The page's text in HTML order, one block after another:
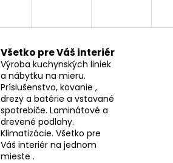
Všetko pre Váš interiér
Výroba kuchynských liniek
a nábytku na mieru.
Príslušenstvo, kovanie ,
drezy a batérie a vstavané
spotrebiče. Laminátové a
drevené podlahy.
Klimatizácie. Všetko pre
Váš interiér na jednom
mieste .